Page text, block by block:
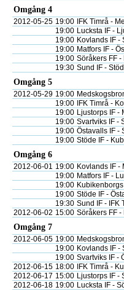
Omgång 4
2012-05-25 19:00 IFK Timrå -
19:00 Lucksta IF -
19:00 Kovlands IF -
19:00 Matfors IF -
19:00 Söråkers FF -
19:30 Sund IF -
Omgång 5
2012-05-29 19:00
19:00
IFK Timrå -
19:00 Ljustorps IF -
19:00 Svartviks IF -
19:00 Östavalls IF -
19:00 Stöde IF -
Omgång 6
2012-06-01 19:00 Kovlands IF -
19:00 Matfors IF -
19:00
19:00 Stöde IF -
19:30 Sund IF - IFK
2012-06-02 15:00 Söråkers FF -
Omgång 7
2012-06-05 19:00
19:00 Kovlands IF -
19:00 Svartviks IF -
2012-06-15 18:00 IFK Timrå -
2012-06-17 15:00 Ljustorps IF -
2012-06-18 19:00 Lucksta IF -